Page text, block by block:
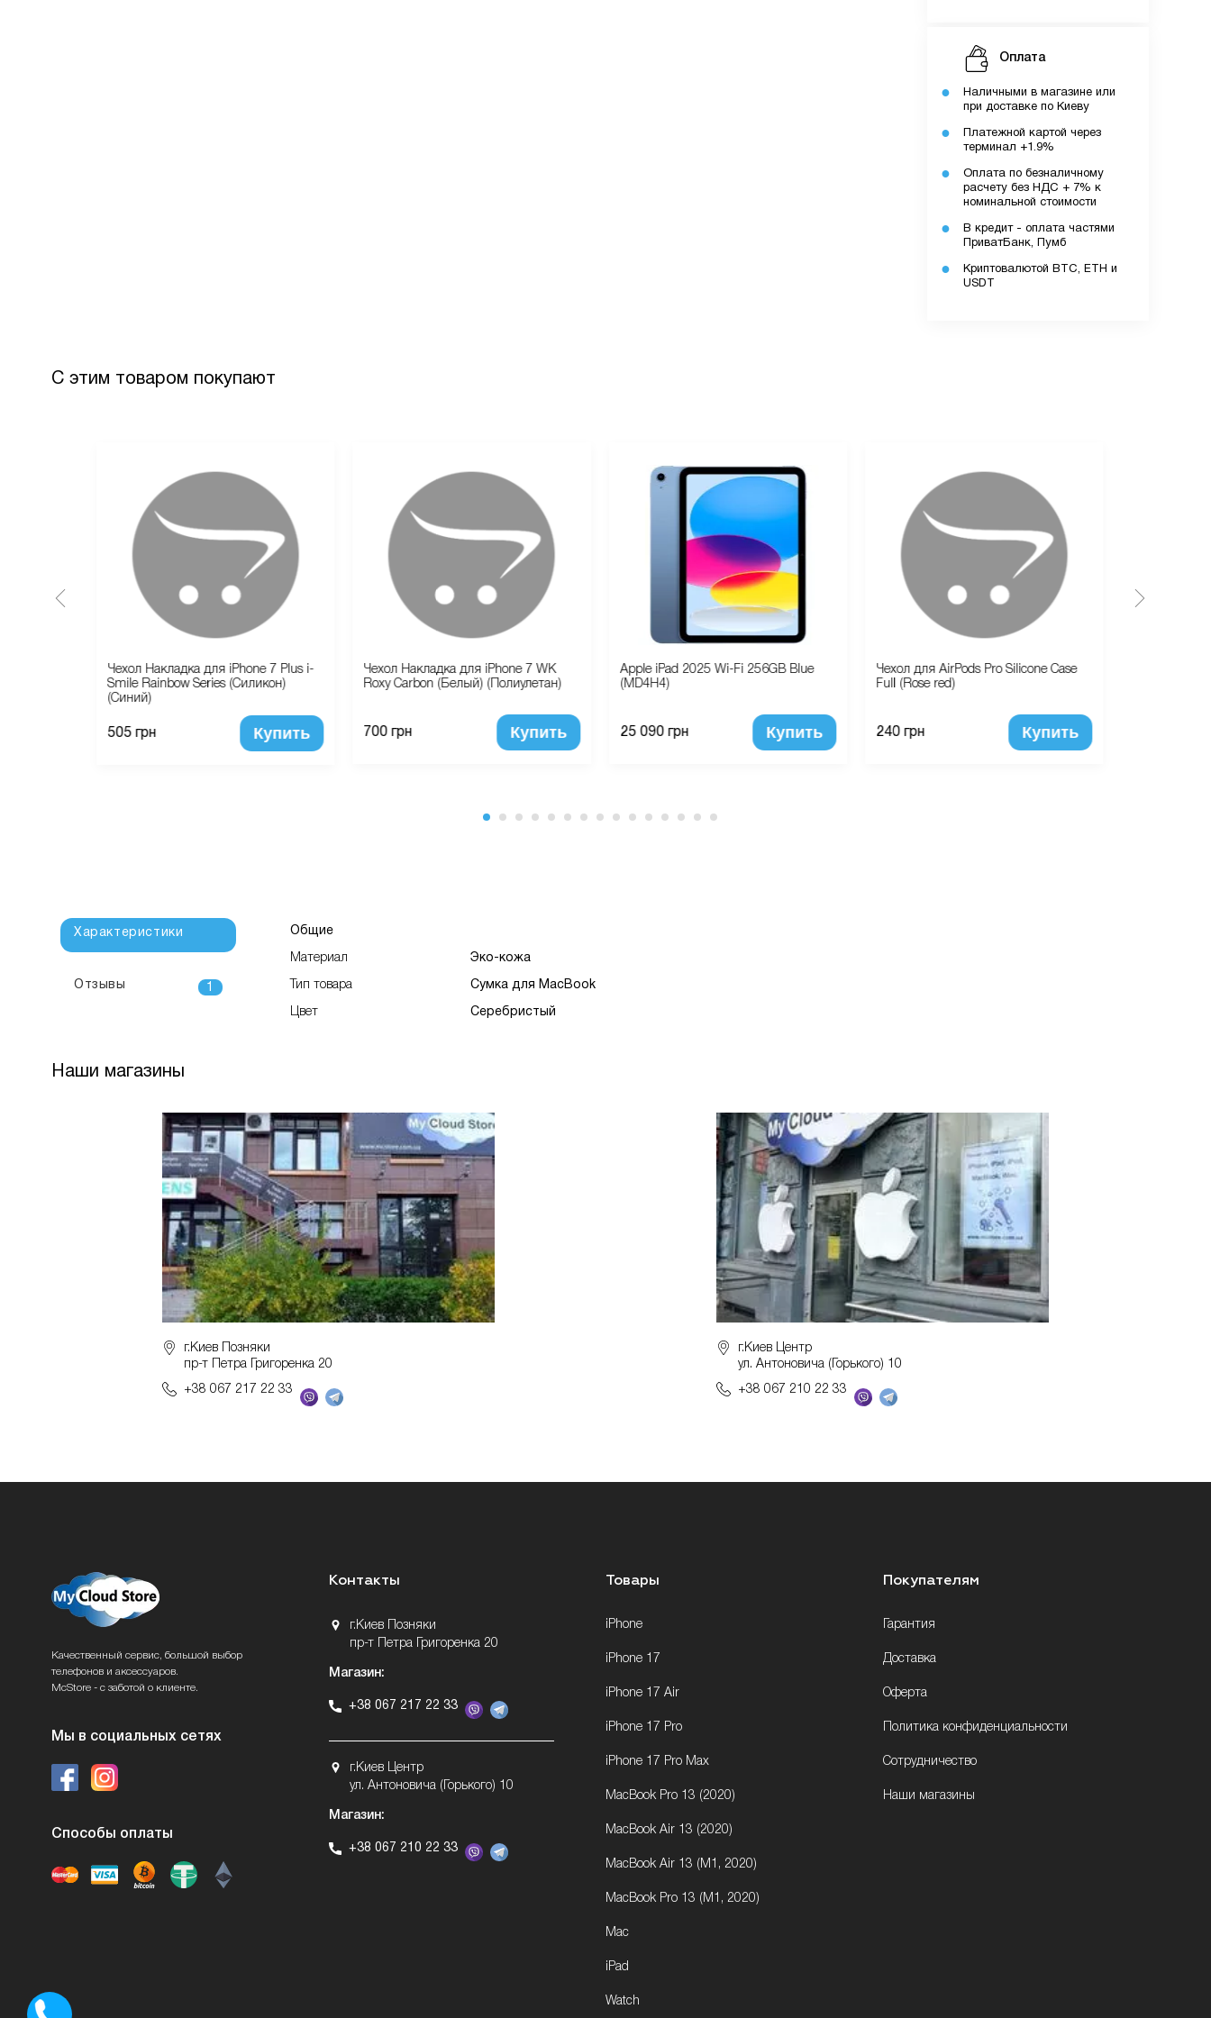
Оплата
Наличными в магазине или
при доставке по Киеву
Платежной картой через
терминал +1.9%
Оплата по безналичному
расчету без НДС + 7% к
номинальной стоимости
В кредит - оплата частями
ПриватБанк, Пумб
Криптовалютой BTC, ETH и
USDT
С этим товаром покупают
Чехол Накладка для iPhone 7 Plus i-
Smile Rainbow Series (Силикон)
(Синий)
505 грн Купить
Чехол Накладка для iPhone 7 WK
Roxy Carbon (Белый) (Полиулетан)
700 грн Купить
Apple iPad 2025 Wi-Fi 256GB Blue
(MD4H4)
25 090 грн Купить
Чехол для AirPods Pro Silicone Case
Full (Rose red)
240 грн Купить
Характеристики
Отзывы 1
Общие
Материал Эко-кожа
Тип товара Сумка для MacBook
Цвет Серебристый
Наши магазины
г.Киев Позняки
пр-т Петра Григоренка 20
+38 067 217 22 33
г.Киев Центр
ул. Антоновича (Горького) 10
+38 067 210 22 33
Качественный сервис, большой выбор
телефонов и аксессуаров.
McStore - с заботой о клиенте.
Мы в социальных сетях
Способы оплаты
Контакты
г.Киев Позняки
пр-т Петра Григоренка 20
Магазин:
+38 067 217 22 33
г.Киев Центр
ул. Антоновича (Горького) 10
Магазин:
+38 067 210 22 33
Товары
iPhone
iPhone 17
iPhone 17 Air
iPhone 17 Pro
iPhone 17 Pro Max
MacBook Pro 13 (2020)
MacBook Air 13 (2020)
MacBook Air 13 (M1, 2020)
MacBook Pro 13 (M1, 2020)
Mac
iPad
Watch
Покупателям
Гарантия
Доставка
Оферта
Политика конфиденциальности
Сотрудничество
Наши магазины